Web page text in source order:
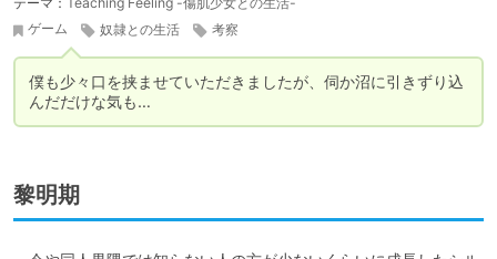
ゲーム
奴隷との生活 考察
僕も少々口を挟ませていただきましたが、伺か沼に引きずり込
んだだけな気も…
黎明期